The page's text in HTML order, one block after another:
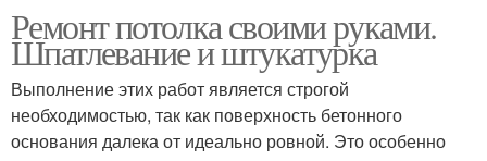
Ремонт потолка своими руками.
Шпатлевание и штукатурка
Выполнение этих работ является строгой
необходимостью, так как поверхность бетонного
основания далека от идеально ровной. Это особенно